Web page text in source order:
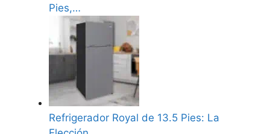
Pies,…
Refrigerador Royal de 13.5 Pies: La